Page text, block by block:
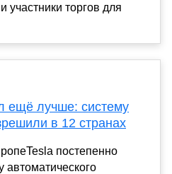
участники торгов для
ещё лучше: систему
в 12 странах
постепенно
автоматического